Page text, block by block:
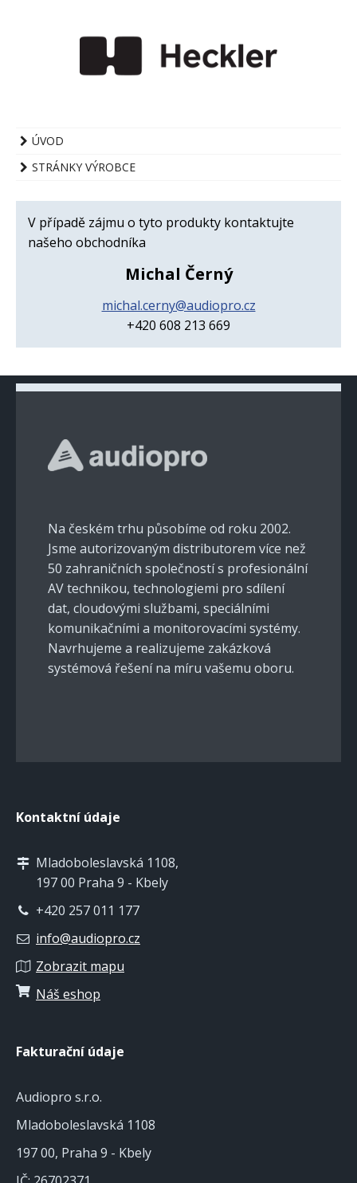
ÚVOD
STRÁNKY VÝROBCE
V případě zájmu o tyto produkty kontaktujte
našeho obchodníka
Michal Černý
michal.cerny@audiopro.cz
+420 608 213 669
Na českém trhu působíme od roku 2002.
Jsme autorizovaným distributorem více než
50 zahraničních společností s profesionální
AV technikou, technologiemi pro sdílení
dat, cloudovými službami, speciálními
komunikačními a monitorovacími systémy.
Navrhujeme a realizujeme zakázková
systémová řešení na míru vašemu oboru.
Kontaktní údaje
Mladoboleslavská 1108,
197 00 Praha 9 - Kbely
+420 257 011 177
info@audiopro.cz
Zobrazit mapu
Náš eshop
Fakturační údaje
Audiopro s.r.o.
Mladoboleslavská 1108
197 00, Praha 9 - Kbely